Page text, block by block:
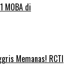
MOBA di
Memanas! RCTI